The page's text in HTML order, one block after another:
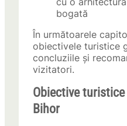
bogată
În următoarele
obiectivele turistice
concluziile și
vizitatori.
Obiective
Bihor